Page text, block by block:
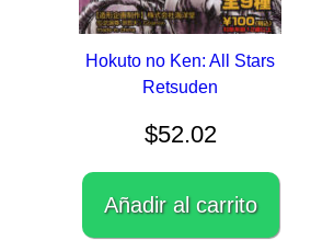
Hokuto no Ken: All Stars
Retsuden
$52.02
Añadir al carrito